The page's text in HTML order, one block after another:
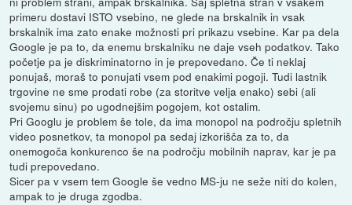
primeru dostavi ISTO vsebino, ne glede na brskalnik in vsak
brskalnik ima zato enake možnosti pri prikazu vsebine. Kar pa dela
Google je pa to, da enemu brskalniku ne daje vseh podatkov. Tako
početje pa je diskriminatorno in je prepovedano. Če ti neklaj
ponujaš, moraš to ponujati vsem pod enakimi pogoji. Tudi lastnik
trgovine ne sme prodati robe (za storitve velja enako) sebi (ali
svojemu sinu) po ugodnejšim pogojem, kot ostalim.
Pri Googlu je problem še tole, da ima monopol na področju spletnih
video posnetkov, ta monopol pa sedaj izkorišča za to, da
onemogoča konkurenco še na področju mobilnih naprav, kar je pa
tudi prepovedano.
Sicer pa v vsem tem Google še vedno MS-ju ne seže niti do kolen,
ampak to je druga zgodba.